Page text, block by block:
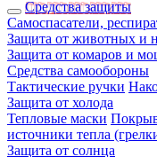
Средства защиты
Самоспасатели,
Защита от животных и
Защита от комаров и
Средства самообороны
Тактические ручки
Защита от холода
Тепловые маски
источники тепла
Защита от солнца